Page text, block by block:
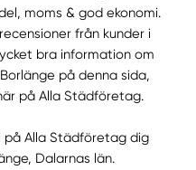
moms & god ekonomi.
från kunder i
bra information om
på denna sida,
på Alla Städföretag.
på Alla Städföretag dig
Dalarnas län.